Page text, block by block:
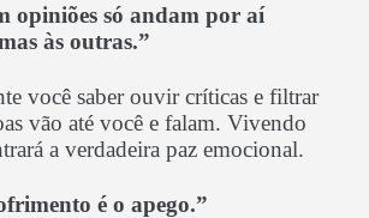
opiniões só andam por aí
às outras.”
você saber ouvir críticas e filtrar
vão até você e falam. Vivendo
a verdadeira paz emocional.
é o apego.”